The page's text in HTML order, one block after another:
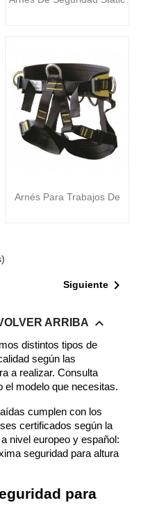
Vista rápida
Arnés Para Trabajos De
Siguiente 
ARRIBA 
distintos tipos de
según las
a realizar. Consulta
el modelo que necesitas.
cumplen con los
certificados según la
nivel europeo y español:
seguridad para altura
para